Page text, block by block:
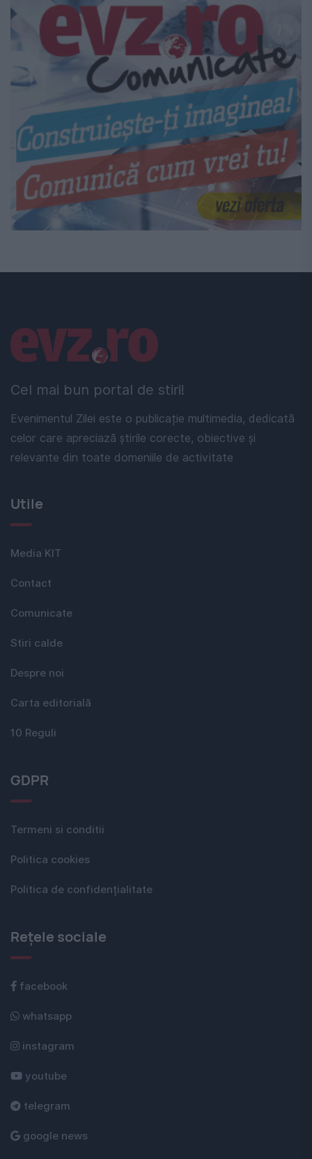
Cel mai bun portal de stiri!
Evenimentul Zilei este o publicație multimedia, dedicată
celor care apreciază știrile corecte, obiective și
relevante din toate domeniile de activitate
Linkuri utile
Utile
Media KIT
Contact
Comunicate
Stiri calde
Despre noi
Carta editorială
10 Reguli
GDPR
Termeni si conditii
Politica cookies
Politica de confidențialitate
Rețele sociale
facebook
whatsapp
instagram
youtube
telegram
google news